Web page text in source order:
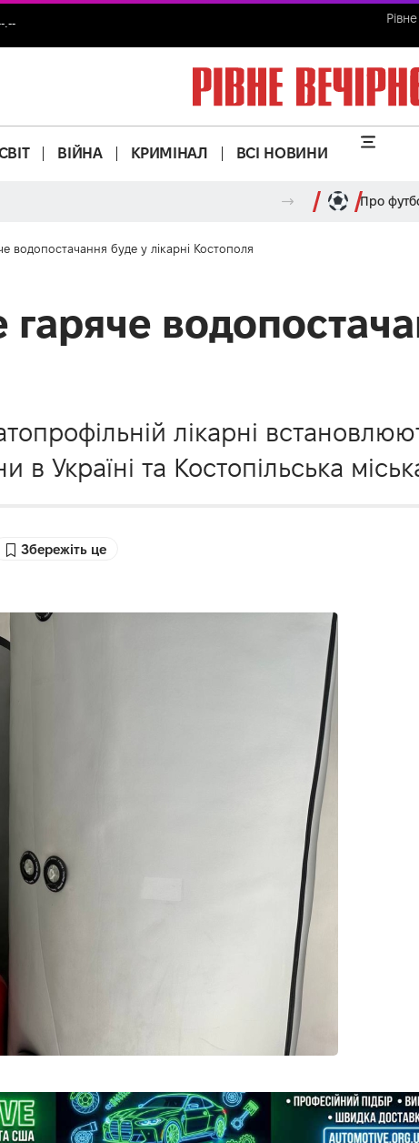
.--
ВІЙНА КРИМІНАЛ ВСІ НОВИНИ
Про
водопостачання буде у лікарні Костополя
лікарні
в Україні та Костопільська